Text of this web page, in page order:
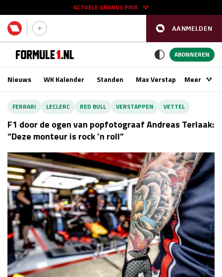
AANMELDEN
ACTUELE GRANDS PRIX
11 - 13 sep
Race
zo 15:00 - 17:00
GP AZERBEIDZJAN 2026 24 - 26 sep
Kwalificatie
vr 14:00 - 15:00
Race
za 13:00 - 15:00
Kwalificatie
za 15:00 - 16:00
Race
zo 14:00 - 16:00
GP VERENIGDE STATEN 2026 23 - 25 okt
ABONNEREN
Nieuws WK Kalender Standen Max VerstappenMeer
FERRARI LECLERC RED BULL VERSTAPPEN VETTEL
F1 door de ogen van popfotograaf Andreas Terlaak:
“Deze monteur is rock ’n roll”